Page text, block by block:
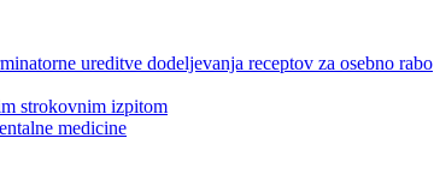
ureditve dodeljevanja receptov za osebno rabo
strokovnim izpitom
medicine